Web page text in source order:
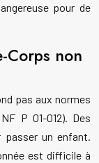
pour de
Corps non
pas aux normes
P 01-012). Des
passer un enfant.
est difficile à